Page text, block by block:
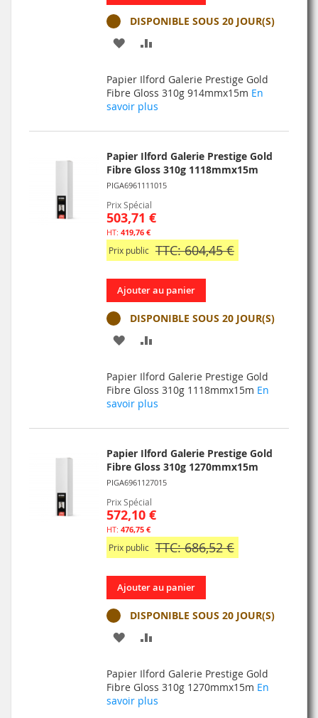
DISPONIBLE SOUS 20 JOUR(S)
AJOUTER
MA
LISTE
COMPARATEUR
Papier Ilford Galerie Prestige Gold
Fibre Gloss 310g 914mmx15m En
savoir plus
Papier Ilford Galerie Prestige Gold
Fibre Gloss 310g 1118mmx15m
PIGA6961111015
Prix Spécial
503,71 €
419,76 €
Prix public TTC: 604,45 €
Ajouter au panier
DISPONIBLE SOUS 20 JOUR(S)
AJOUTER
MA
LISTE
COMPARATEUR
Papier Ilford Galerie Prestige Gold
Fibre Gloss 310g 1118mmx15m En
savoir plus
Papier Ilford Galerie Prestige Gold
Fibre Gloss 310g 1270mmx15m
PIGA6961127015
Prix Spécial
572,10 €
476,75 €
Prix public TTC: 686,52 €
Ajouter au panier
DISPONIBLE SOUS 20 JOUR(S)
AJOUTER
MA
LISTE
COMPARATEUR
Papier Ilford Galerie Prestige Gold
Fibre Gloss 310g 1270mmx15m En
savoir plus